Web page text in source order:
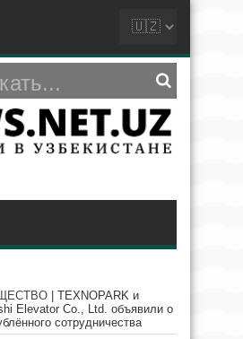
TEXNOPARK и
Elevator Co., Ltd. объявили о
сотрудничества